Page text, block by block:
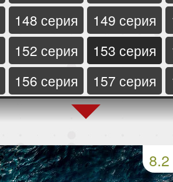
148 серия 149 серия
152 серия 153 серия
156 серия 157 серия
160 серия 161 серия
164 серия 165 серия
168 серия 169 серия
8.2